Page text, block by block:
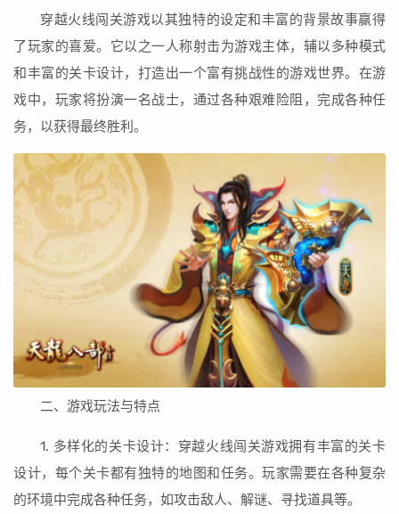
穿越火线闯关游戏以其独特的设定和丰富的背景故事赢得
了玩家的喜爱。它以之一人称射击为游戏主体，辅以多种模式
和丰富的关卡设计，打造出一个富有挑战性的游戏世界。在游
戏中，玩家将扮演一名战士，通过各种艰难险阻，完成各种任
务，以获得最终胜利。
二、游戏玩法与特点
1. 多样化的关卡设计：穿越火线闯关游戏拥有丰富的关卡
设计，每个关卡都有独特的地图和任务。玩家需要在各种复杂
的环境中完成各种任务，如攻击敌人、解谜、寻找道具等。